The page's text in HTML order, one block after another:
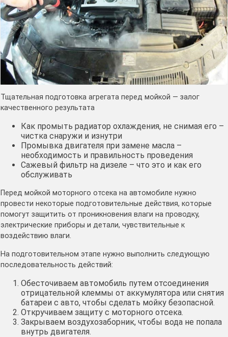
Тщательная подготовка агрегата перед мойкой — залог
качественного результата
Как промыть радиатор охлаждения, не снимая его –
чистка снаружи и изнутри
Промывка двигателя при замене масла –
необходимость и правильность проведения
Сажевый фильтр на дизеле – что это и как его
обслуживать
Перед мойкой моторного отсека на автомобиле нужно
провести некоторые подготовительные действия, которые
помогут защитить от проникновения влаги на проводку,
электрические приборы и детали, чувствительные к
воздействию влаги.
На подготовительном этапе нужно выполнить следующую
последовательность действий:
Обесточиваем автомобиль путем отсоединения
отрицательной клеммы от аккумулятора или снятия
батареи с авто, чтобы сделать мойку безопасной.
Откручиваем защиту с моторного отсека.
Закрываем воздухозаборник, чтобы вода не попала
внутрь двигателя.